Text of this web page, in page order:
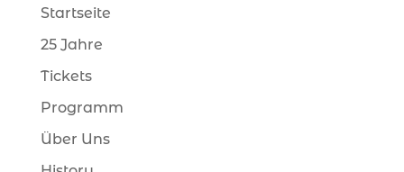
Startseite
25 Jahre
Tickets
Programm
Über Uns